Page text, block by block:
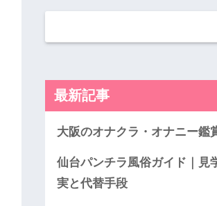
最新記事
大阪のオナクラ・オナニー鑑
仙台パンチラ風俗ガイド｜見
実と代替手段